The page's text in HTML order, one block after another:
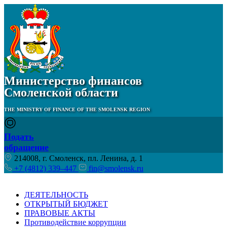
Министерство финансов
Смоленской области
THE MINISTRY OF FINANCE OF THE SMOLENSK REGION
Подать
обращение
214008, г. Смоленск, пл. Ленина, д. 1
+7 (4812) 339–447
fin@smolensk.ru
ДЕЯТЕЛЬНОСТЬ
ОТКРЫТЫЙ БЮДЖЕТ
ПРАВОВЫЕ АКТЫ
Противодействие коррупции